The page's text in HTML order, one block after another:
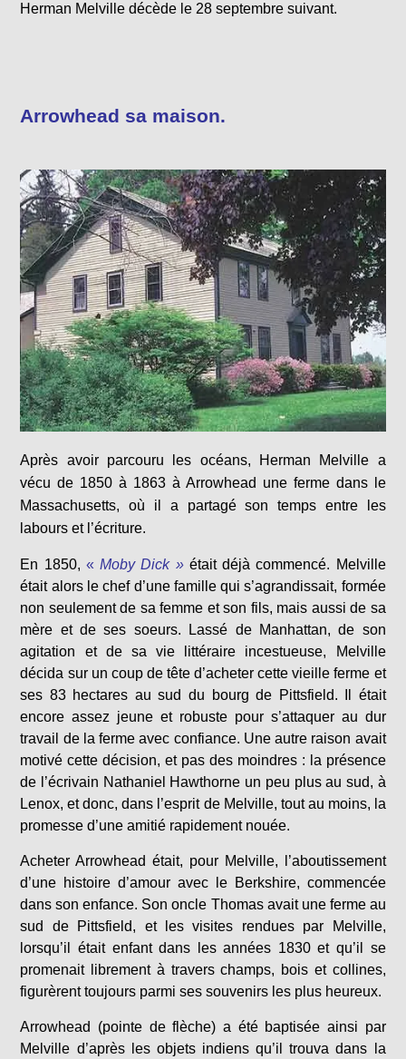
Herman Melville décède le 28 septembre suivant.
Arrowhead sa maison.
Après avoir parcouru les océans, Herman Melville a
vécu de 1850 à 1863 à Arrowhead une ferme dans le
Massachusetts, où il a partagé son temps entre les
labours et l’écriture.
En 1850, «Moby Dick » était déjà commencé. Melville
était alors le chef d’une famille qui s’agrandissait, formée
non seulement de sa femme et son fils, mais aussi de sa
mère et de ses soeurs. Lassé de Manhattan, de son
agitation et de sa vie littéraire incestueuse, Melville
décida sur un coup de tête d’acheter cette vieille ferme et
ses 83 hectares au sud du bourg de Pittsfield. Il était
encore assez jeune et robuste pour s’attaquer au dur
travail de la ferme avec confiance. Une autre raison avait
motivé cette décision, et pas des moindres : la présence
de l’écrivain Nathaniel Hawthorne un peu plus au sud, à
Lenox, et donc, dans l’esprit de Melville, tout au moins, la
promesse d’une amitié rapidement nouée.
Acheter Arrowhead était, pour Melville, l’aboutissement
d’une histoire d’amour avec le Berkshire, commencée
dans son enfance. Son oncle Thomas avait une ferme au
sud de Pittsfield, et les visites rendues par Melville,
lorsqu’il était enfant dans les années 1830 et qu’il se
promenait librement à travers champs, bois et collines,
figurèrent toujours parmi ses souvenirs les plus heureux.
Arrowhead (pointe de flèche) a été baptisée ainsi par
Melville d’après les objets indiens qu’il trouva dans la